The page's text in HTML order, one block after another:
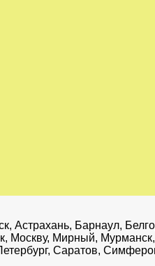
Барнаул,
Москву, Мирный,
Саратов,